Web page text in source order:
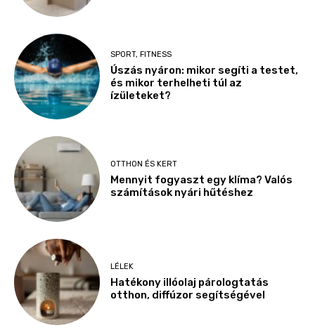
SPORT, FITNESS
Úszás nyáron: mikor segíti a testet,
és mikor terhelheti túl az
ízületeket?
OTTHON ÉS KERT
Mennyit fogyaszt egy klíma? Valós
számítások nyári hűtéshez
LÉLEK
Hatékony illóolaj párologtatás
otthon, diffúzor segítségével